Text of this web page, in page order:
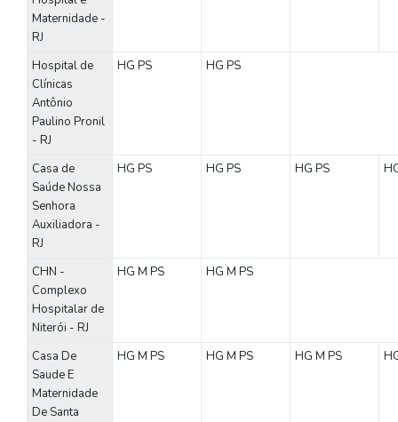
Maternidade -
RJ
Hospital de
Clínicas
Antônio
Paulino Pronil
- RJ
HG PS HG PS
Casa de
Saúde Nossa
Senhora
Auxiliadora -
RJ
HG PS HG PS HG PS
CHN -
Complexo
Hospitalar de
Niterói - RJ
HG M PS HG M PS
Casa De
Saude E
Maternidade
De Santa
HG M PS HG M PS HG M PS